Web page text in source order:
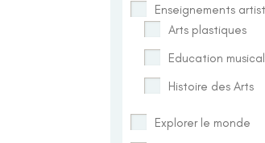
Enseignements
Arts plastiques
Education
Histoire des Arts
Explorer le monde